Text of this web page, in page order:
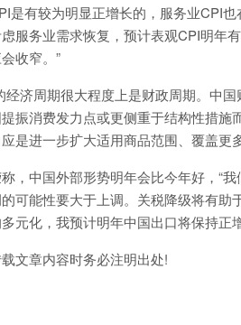
是有较为明显正增长的，服务业CPI
服务业需求恢复，预计表观CPI明年
收窄。”
济周期很大程度上是财政周期。中国
振消费发力点或更侧重于结构性措
是进一步扩大适用商品范围、覆盖更
中国外部形势明年会比今年好，“我
可能性要大于上调。关税降级将有
元化，我预计明年中国出口将保持
文章内容时务必注明出处!